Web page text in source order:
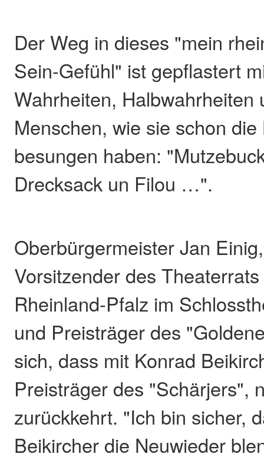
Der Weg in dieses "mein
Sein-Gefühl" ist gepflastert
Wahrheiten, Halbwahrheiten
Menschen, wie sie schon
besungen haben:
Drecksack un Filou …".
Oberbürgermeister Jan
Vorsitzender des
Rheinland-Pfalz im
und Preisträger des
sich, dass mit Konrad
Preisträger des "Schärjers",
zurückkehrt. "Ich bin sicher,
Beikircher die Neuwieder